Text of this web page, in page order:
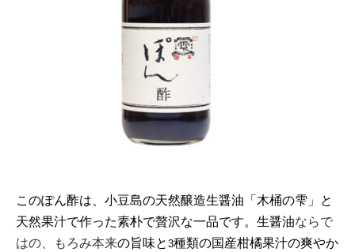
このぽん酢は、小豆島の天然醸造生醤油「木桶の雫」と
天然果汁で作った素朴で贅沢な一品です。 生醤油ならで
はの、もろみ本来の旨味と 3種類の国産柑橘果汁の爽やか